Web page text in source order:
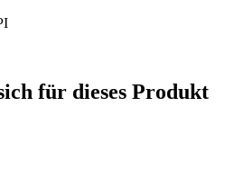
für dieses Produkt